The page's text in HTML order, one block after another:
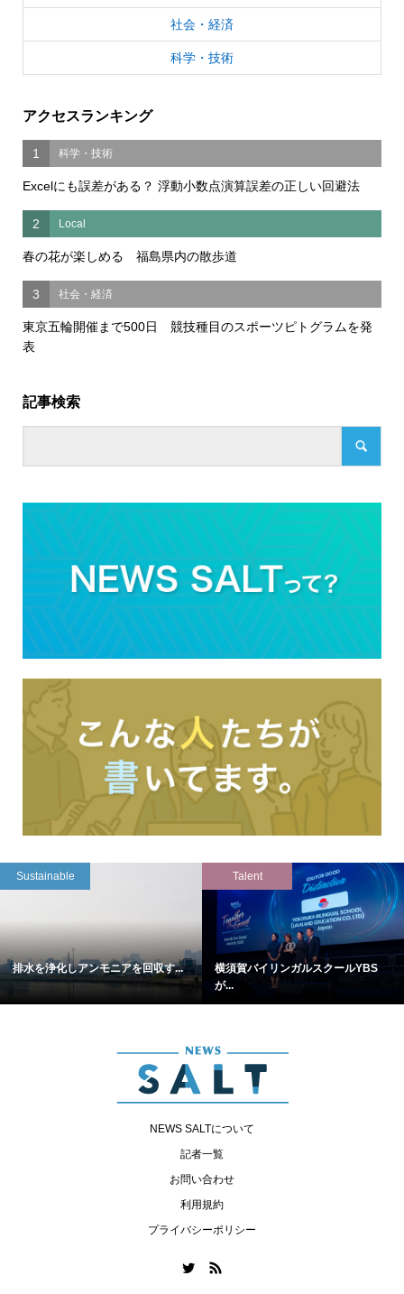
社会・経済
科学・技術
アクセスランキング
1 科学・技術
Excelにも誤差がある？ 浮動小数点演算誤差の正しい回避法
2 Local
春の花が楽しめる 福島県内の散歩道
3 社会・経済
東京五輪開催まで500日 競技種目のスポーツピトグラムを発
表
記事検索
Sustainable
排水を浄化しアンモニアを回収す...
Talent
横須賀バイリンガルスクールYBS
が...
NEWS SALTについて
記者一覧
お問い合わせ
利用規約
プライバシーポリシー